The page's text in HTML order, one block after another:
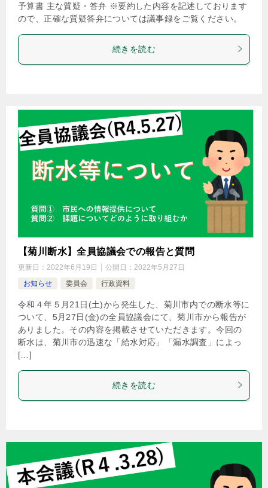
予算書 主な質疑・答弁 ※要約した内容を記述しております
ので、正確な質疑答弁については議事録をご覧ください。
続きを読む
【菊川断水】全員協議会での報告と質問
更新日： 2022年6月19日 公開日： 2022年5月27日
お知らせ
委員会 行政資料
令和４年５月21日(土)から発生した、菊川市内での断水等に
ついて、5月27日(金)の全員協議会にて、菊川市から報告が
ありました。その内容を掲載させていただきます。今回の
断水は、菊川市の迅速な「給水対応」「漏水調査」によっ
[…]
続きを読む